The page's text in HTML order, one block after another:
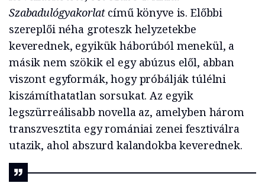
Szabadulógyakorlat című könyve is. Előbbi
szereplői néha groteszk helyzetekbe
keverednek, egyikük háborúból menekül, a
másik nem szökik el egy abúzus elől, abban
viszont egyformák, hogy próbálják túlélni
kiszámíthatatlan sorsukat. Az egyik
legszürreálisabb novella az, amelyben három
transzvesztita egy romániai zenei fesztiválra
utazik, ahol abszurd kalandokba keverednek.